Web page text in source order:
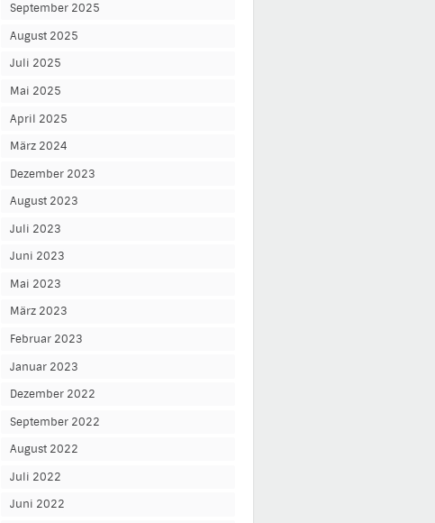
September 2025
August 2025
Juli 2025
Mai 2025
April 2025
März 2024
Dezember 2023
August 2023
Juli 2023
Juni 2023
Mai 2023
März 2023
Februar 2023
Januar 2023
Dezember 2022
September 2022
August 2022
Juli 2022
Juni 2022